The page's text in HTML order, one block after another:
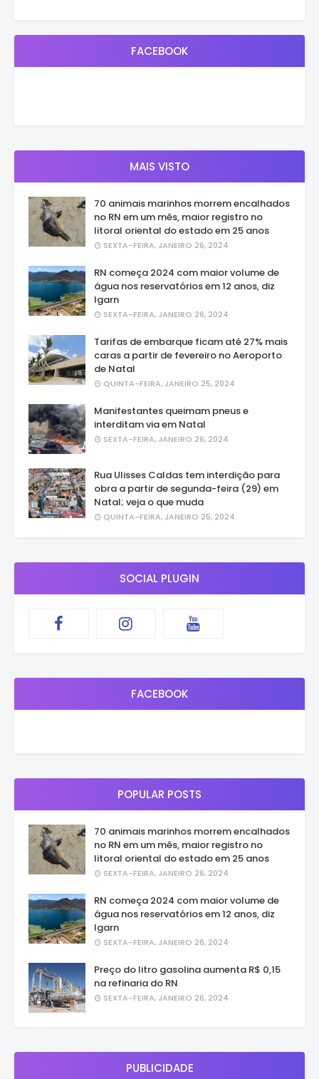
FACEBOOK
MAIS VISTO
70 animais marinhos morrem encalhados
no RN em um mês, maior registro no
litoral oriental do estado em 25 anos
SEXTA-FEIRA, JANEIRO 26, 2024
RN começa 2024 com maior volume de
água nos reservatórios em 12 anos, diz
Igarn
SEXTA-FEIRA, JANEIRO 26, 2024
Tarifas de embarque ficam até 27% mais
caras a partir de fevereiro no Aeroporto
de Natal
QUINTA-FEIRA, JANEIRO 25, 2024
Manifestantes queimam pneus e
interditam via em Natal
SEXTA-FEIRA, JANEIRO 26, 2024
Rua Ulisses Caldas tem interdição para
obra a partir de segunda-feira (29) em
Natal; veja o que muda
QUINTA-FEIRA, JANEIRO 25, 2024
SOCIAL PLUGIN
FACEBOOK
POPULAR POSTS
70 animais marinhos morrem encalhados
no RN em um mês, maior registro no
litoral oriental do estado em 25 anos
SEXTA-FEIRA, JANEIRO 26, 2024
RN começa 2024 com maior volume de
água nos reservatórios em 12 anos, diz
Igarn
SEXTA-FEIRA, JANEIRO 26, 2024
Preço do litro gasolina aumenta R$ 0,15
na refinaria do RN
SEXTA-FEIRA, JANEIRO 26, 2024
PUBLICIDADE